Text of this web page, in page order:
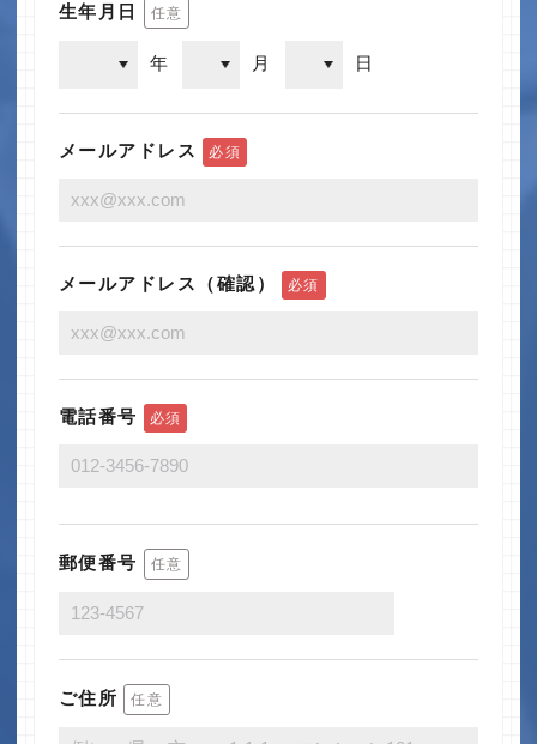
生年月日 任意
年 月 日
メールアドレス 必須
メールアドレス（確認） 必須
電話番号 必須
郵便番号 任意
ご住所 任意